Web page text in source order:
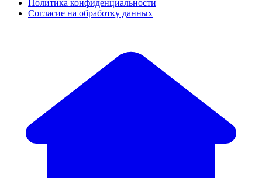
Политика конфиденциальности
Согласие на обработку данных